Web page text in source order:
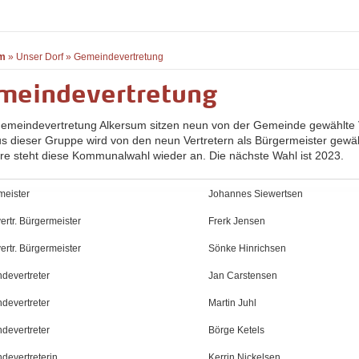
» Unser Dorf» Gemeindevertretung
Alkersum sitzen neun von der Gemeinde gewählte
dieser Gruppe wird von den neun Vertretern als Bürgermeister
steht diese Kommunalwahl wieder an. Die nächste Wahl ist 2023.
Johannes Siewertsen
Bürgermeister Frerk Jensen
Bürgermeister Sönke Hinrichsen
Jan Carstensen
Martin Juhl
Börge Ketels